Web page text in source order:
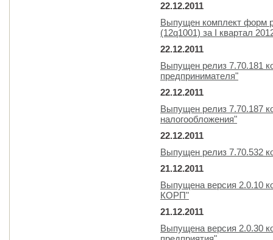
22.12.2011
Выпущен комплект форм
(12q1001) за I квартал
22.12.2011
Выпущен релиз 7.70.181
предпринимателя"
22.12.2011
Выпущен релиз 7.70.187
налогообложения"
22.12.2011
Выпущен релиз 7.70.532
21.12.2011
Выпущена версия 2.0.10
КОРП"
21.12.2011
Выпущена версия 2.0.30